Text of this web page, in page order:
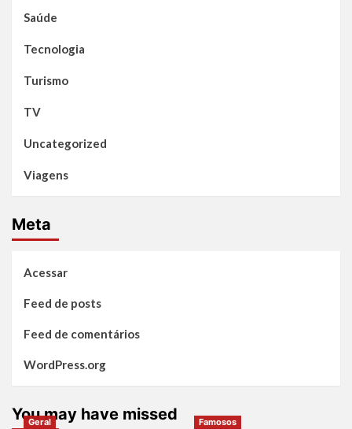
Saúde
Tecnologia
Turismo
TV
Uncategorized
Viagens
Meta
Acessar
Feed de posts
Feed de comentários
WordPress.org
You may have missed
Geral Famosos